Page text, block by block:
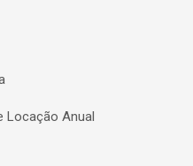
Locação Anual